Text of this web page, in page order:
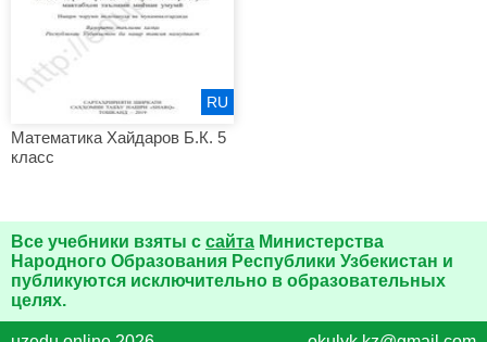
Математика Хайдаров Б.К. 5
класс
RU
Все учебники взяты с сайта Министерства
Народного Образования Республики Узбекистан и
публикуются исключительно в образовательных
целях.